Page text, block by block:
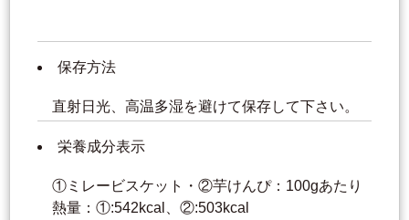
保存方法
直射日光、高温多湿を避けて保存して下さい。
栄養成分表示
①ミレービスケット・②芋けんぴ：100gあたり
熱量：①:542kcal、②:503kcal